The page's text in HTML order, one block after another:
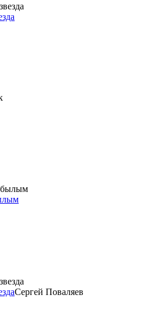
Сергей Поваляев